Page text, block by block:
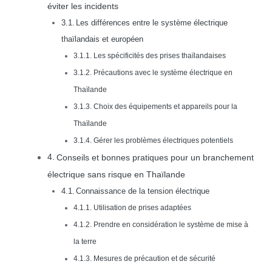
éviter les incidents
Les différences entre le système électrique
thaïlandais et européen
Les spécificités des prises thaïlandaises
Précautions avec le système électrique en
Thaïlande
Choix des équipements et appareils pour la
Thaïlande
Gérer les problèmes électriques potentiels
Conseils et bonnes pratiques pour un branchement
électrique sans risque en Thaïlande
Connaissance de la tension électrique
Utilisation de prises adaptées
Prendre en considération le système de mise à
la terre
Mesures de précaution et de sécurité